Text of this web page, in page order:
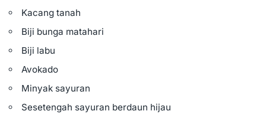
Kacang tanah
Biji bunga matahari
Biji labu
Avokado
Minyak sayuran
Sesetengah sayuran berdaun hijau